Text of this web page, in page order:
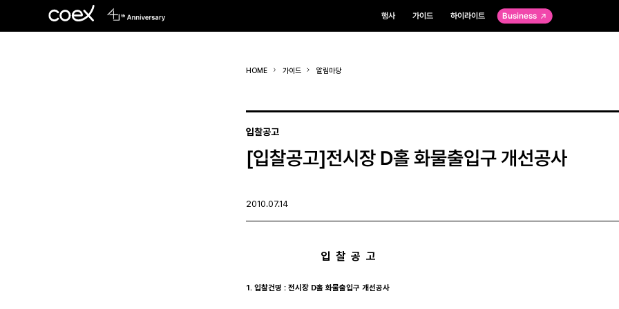
행사 가이드 하이라이트 Business
HOME 가이드 알림마당
입찰공고
[입찰공고]전시장 D홀 화물출입구 개선공사
2010.07.14
입 찰 공 고
1. 입찰건명 : 전시장 D홀 화물출입구 개선공사